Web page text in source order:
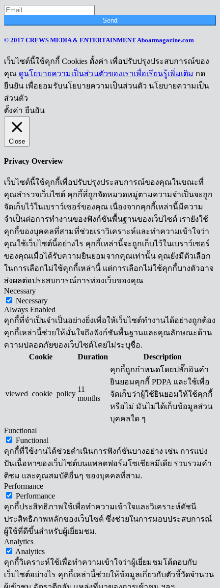
Send
© 2017 CREWS MEDIA & ENTERTAINMENT Aboatmagazine.com
เว็บไซต์นี้ใช้คุกกี้ Cookies ตั้งค่า เพื่อปรับปรุงประสบการณ์ของ
คุณ ดูนโยบายความเป็นส่วนตัวของเราเพื่อเรียนรู้เพิ่มเติม กด
ยืนยัน เพื่อยอมรับนโยบายความเป็นส่วนตัว นโยบายความเป็น
ส่วนตัว
ตั้งค่า ยืนยัน
Close
Privacy Overview
เว็บไซต์นี้ใช้คุกกี้เพื่อปรับปรุงประสบการณ์ของคุณในขณะที่
คุณสำรวจเว็บไซต์ คุกกี้ที่ถูกจัดหมวดหมู่ตามความจำเป็นจะถูก
จัดเก็บไว้ในเบราว์เซอร์ของคุณ เนื่องจากคุกกี้เหล่านี้มีความ
จำเป็นต่อการทำงานของฟังก์ชันพื้นฐานของเว็บไซต์ เรายังใช้
คุกกี้ของบุคคลที่สามที่ช่วยเราวิเคราะห์และทำความเข้าใจว่า
คุณใช้เว็บไซต์นี้อย่างไร คุกกี้เหล่านี้จะถูกเก็บไว้ในเบราว์เซอร์
ของคุณเมื่อได้รับความยินยอมจากคุณเท่านั้น คุณยังมีตัวเลือก
ในการเลือกไม่ใช้คุกกี้เหล่านี้ แต่การเลือกไม่ใช้คุกกี้บางตัวอาจ
ส่งผลต่อประสบการณ์การท่องเว็บของคุณ
Necessary
Necessary
Always Enabled
คุกกี้ที่จำเป็นจำเป็นอย่างยิ่งเพื่อให้เว็บไซต์ทำงานได้อย่างถูกต้อง
คุกกี้เหล่านี้ช่วยให้มั่นใจถึงฟังก์ชันพื้นฐานและคุณลักษณะด้าน
ความปลอดภัยของเว็บไซต์โดยไม่ระบุชื่อ.
Cookie
Duration Description
viewed_cookie_policy
11
months
คุกกี้ถูกกำหนดโดยปลั๊กอินคำ
ยินยอมคุกกี้ PDPA และใช้เพื่อ
จัดเก็บว่าผู้ใช้ยินยอมให้ใช้คุกกี้
หรือไม่ มันไม่ได้เก็บข้อมูลส่วน
บุคคลใด ๆ
Functional
Functional
คุกกี้ที่ใช้งานได้ช่วยดำเนินการฟังก์ชันบางอย่าง เช่น การแบ่ง
ปันเนื้อหาของเว็บไซต์บนแพลตฟอร์มโซเชียลมีเดีย รวบรวมคำ
ติชม และคุณสมบัติอื่นๆ ของบุคคลที่สาม.
Performance
Performance
คุกกี้ประสิทธิภาพใช้เพื่อทำความเข้าใจและวิเคราะห์ดัชนี
ประสิทธิภาพหลักของเว็บไซต์ ซึ่งช่วยในการมอบประสบการณ์
ผู้ใช้ที่ดีขึ้นสำหรับผู้เยี่ยมชม.
Analytics
Analytics
คุกกี้วิเคราะห์ใช้เพื่อทำความเข้าใจว่าผู้เยี่ยมชมโต้ตอบกับ
เว็บไซต์อย่างไร คุกกี้เหล่านี้ช่วยให้ข้อมูลเกี่ยวกับตัวชี้วัดจำนวน